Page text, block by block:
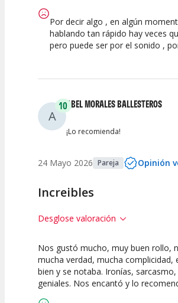
Por decir algo , en algún
hablando tan rápido hay veces
pero puede ser por el sonido ,
A
10ABEL MORALES BALLESTEROS
¡Lo recomienda!
24 Mayo 2026 Pareja Opinión
Increibles
Desglose valoración
10
Calidad del
Espectáculo
10
Puesta en
Escena
10
artística
Nos gustó mucho, muy buen rollo,
mucha verdad, mucha complicidad,
bien y se notaba. Ironías,
geniales. Nos encantó y lo